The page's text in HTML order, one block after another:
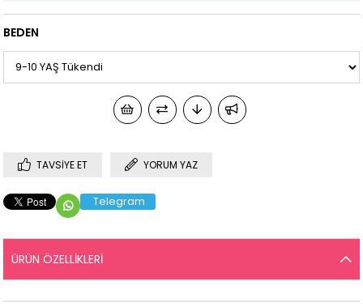
BEDEN
TAVSIYE ET YORUM YAZ
Telegram
ÜRÜN ÖZELLIKLERI